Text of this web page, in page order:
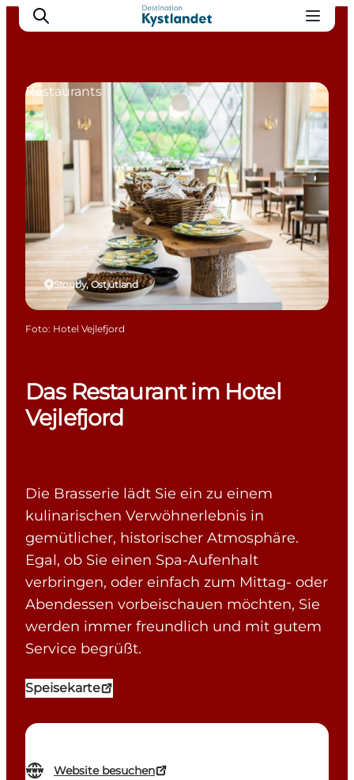
Erlebnisse
Städte
Unterkünfte
Camping
Das Restaurant im Hotel
Vejlefjord
Die Brasserie lädt Sie ein zu einem
kulinarischen Verwöhnerlebnis in
gemütlicher, historischer Atmosphäre.
Egal, ob Sie einen Spa-Aufenhalt
verbringen, oder einfach zum Mittag- oder
Abendessen vorbeischauen möchten, Sie
werden immer freundlich und mit gutem
Service begrüßt.
Speisekarte
Website besuchen
Stouby, Ostjütland
Restaurants
Foto: Hotel Vejlefjord